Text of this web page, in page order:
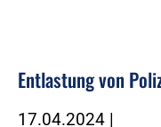
Entlastung von
17.04.2024 |